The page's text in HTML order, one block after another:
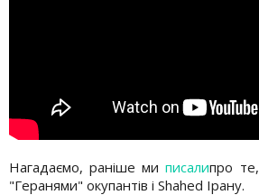
Нагадаємо, раніше миписалипро
"Геранями" окупантів і Shahed Ірану.